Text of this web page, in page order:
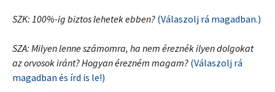
SZK: 100%-ig biztos lehetek ebben? (Válaszolj rá magadban.)
SZA: Milyen lenne számomra, ha nem éreznék ilyen dolgokat
az orvosok iránt? Hogyan érezném magam? (Válaszolj rá
magadban és írd is le!)